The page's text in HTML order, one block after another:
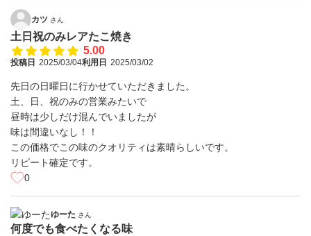
カツ さん
土日祝のみレアたこ焼き
5.00
投稿日 2025/03/04利用日 2025/03/02
先日の日曜日に行かせていただきました。
土、日、祝のみの営業みたいで
昼時は少しだけ混んでいましたが
味は間違いなし！！
この価格でこの味のクオリティは素晴らしいです。
リピート確定です。
0
ゆーた さん
何度でも食べたくなる味